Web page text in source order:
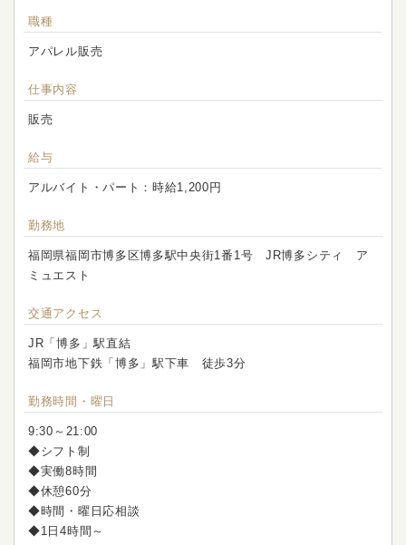
職種
アパレル販売
仕事内容
販売
給与
アルバイト・パート：時給1,200円
勤務地
福岡県福岡市博多区博多駅中央街1番1号 JR博多シティ ア
ミュエスト
交通アクセス
JR「博多」駅直結
福岡市地下鉄「博多」駅下車 徒歩3分
勤務時間・曜日
9:30～21:00
◆シフト制
◆実働8時間
◆休憩60分
◆時間・曜日応相談
◆1日4時間～